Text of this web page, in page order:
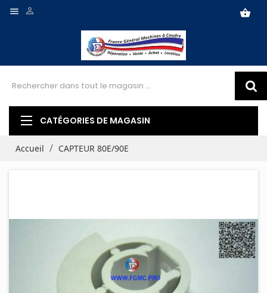
 shopping_basket

CATÉGORIES DE MAGASIN
Accueil CAPTEUR 80E/90E